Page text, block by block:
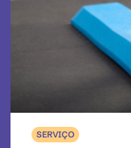
SERVIÇO